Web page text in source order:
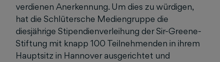
verdienen Anerkennung. Um dies zu würdigen,
hat die Schlütersche Mediengruppe die
diesjährige Stipendienverleihung der Sir-Greene-
Stiftung mit knapp 100 Teilnehmenden in ihrem
Hauptsitz in Hannover ausgerichtet und